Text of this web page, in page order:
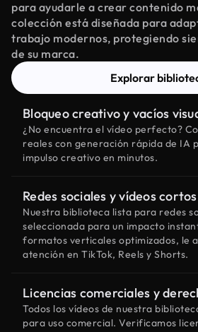
para ayudarle a crear contenido
colección está diseñada para
trabajo modernos, protegiendo
de su marca.
Explorar
Bloqueo creativo y vacíos
¿No encuentra el vídeo perfecto?
reales con generación rápida de IA
impulso creativo en minutos.
Redes sociales y vídeos cortos
Nuestra biblioteca lista para redes
seleccionada para un impacto
formatos verticales optimizados, le
atención en TikTok, Reels y Shorts.
Licencias comerciales y
Todos los vídeos de nuestra
para uso comercial. Verificamos